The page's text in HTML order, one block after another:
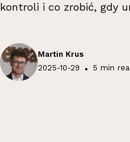
kontroli i co zrobić, gdy
Martin Krus
2025-10-29
• 5 min